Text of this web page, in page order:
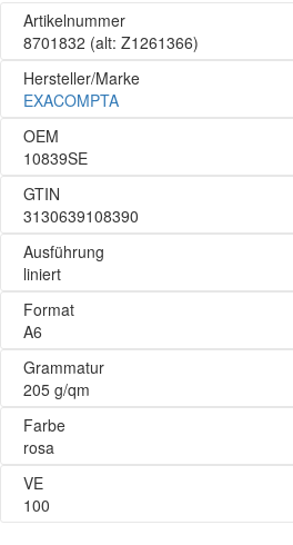
Artikelnummer
8701832 (alt: Z1261366)
Hersteller/Marke
EXACOMPTA
OEM
10839SE
GTIN
3130639108390
Ausführung
liniert
Format
A6
Grammatur
205 g/qm
Farbe
rosa
VE
100